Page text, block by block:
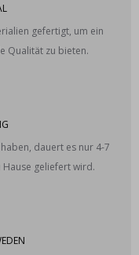
gefertigt, um ein
Qualität zu bieten.
dauert es nur 4-7
Hause geliefert wird.